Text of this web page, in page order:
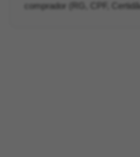
comprador (RG, CPF,